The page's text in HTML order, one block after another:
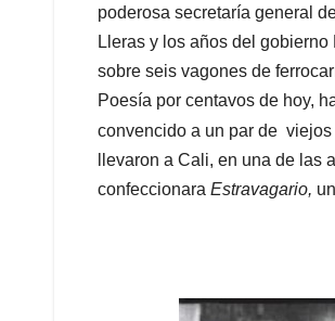
poderosa secretaría general
Lleras y los años del
sobre seis vagones de
Poesía por centavos de hoy,
convencido a un par de
llevaron a Cali, en una de las
confeccionara Estravagario,